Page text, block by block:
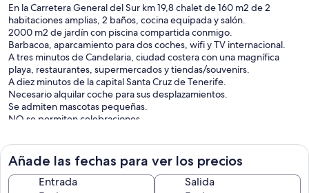
En la Carretera General del Sur km 19,8 chalet de 160 m2 de 2
habitaciones amplias, 2 baños, cocina equipada y salón.
2000 m2 de jardín con piscina compartida conmigo.
Barbacoa, aparcamiento para dos coches, wifi y TV internacional.
A tres minutos de Candelaria, ciudad costera con una magnífica
playa, restaurantes, supermercados y tiendas/souvenirs.
A diez minutos de la capital Santa Cruz de Tenerife.
Necesario alquilar coche para sus desplazamientos.
Se admiten mascotas pequeñas.
NO se permiten celebraciones.
La casa y demás instalaciones como barbacoa, jardín y piscina son
para uso y disfrute exclusivo de las personas de la reserva (un
máximo de 4)
Añade las fechas para ver los precios
Entrada Salida